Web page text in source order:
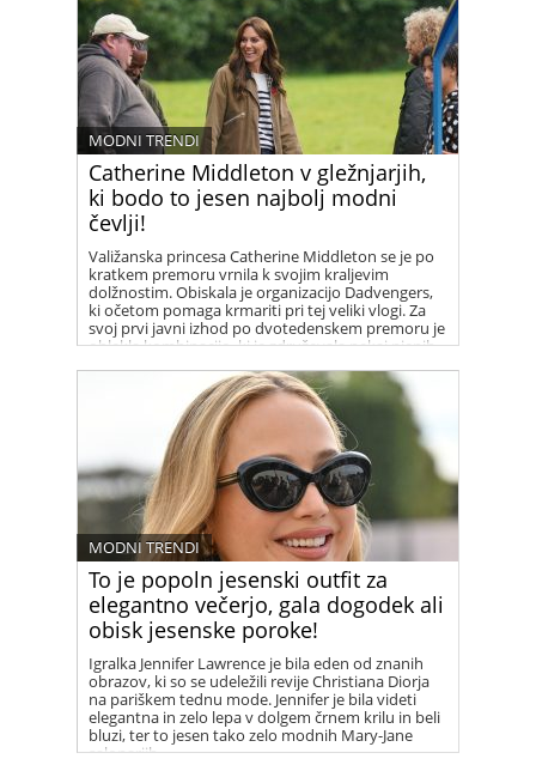
Catherine Middleton v gležnjarjih,
ki bodo to jesen najbolj modni
čevlji!
MODNI TRENDI
Valižanska princesa Catherine Middleton se je po
kratkem premoru vrnila k svojim kraljevim
dolžnostim. Obiskala je organizacijo Dadvengers,
ki očetom pomaga krmariti pri tej veliki vlogi. Za
svoj prvi javni izhod po dvotedenskem premoru je
oblekla kombinacijo, ki je združevala nekaj njenih
To je popoln jesenski outfit za
elegantno večerjo, gala dogodek ali
obisk jesenske poroke!
MODNI TRENDI
Igralka Jennifer Lawrence je bila eden od znanih
obrazov, ki so se udeležili revije Christiana Diorja
na pariškem tednu mode. Jennifer je bila videti
elegantna in zelo lepa v dolgem črnem krilu in beli
bluzi, ter to jesen tako zelo modnih Mary-Jane
salonarjih.